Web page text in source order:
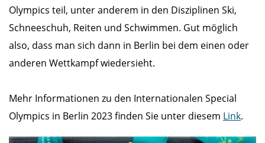
Olympics teil, unter anderem in den Disziplinen Ski,
Schneeschuh, Reiten und Schwimmen. Gut möglich
also, dass man sich dann in Berlin bei dem einen oder
anderen Wettkampf wiedersieht.
Mehr Informationen zu den Internationalen Special
Olympics in Berlin 2023 finden Sie unter diesem Link.